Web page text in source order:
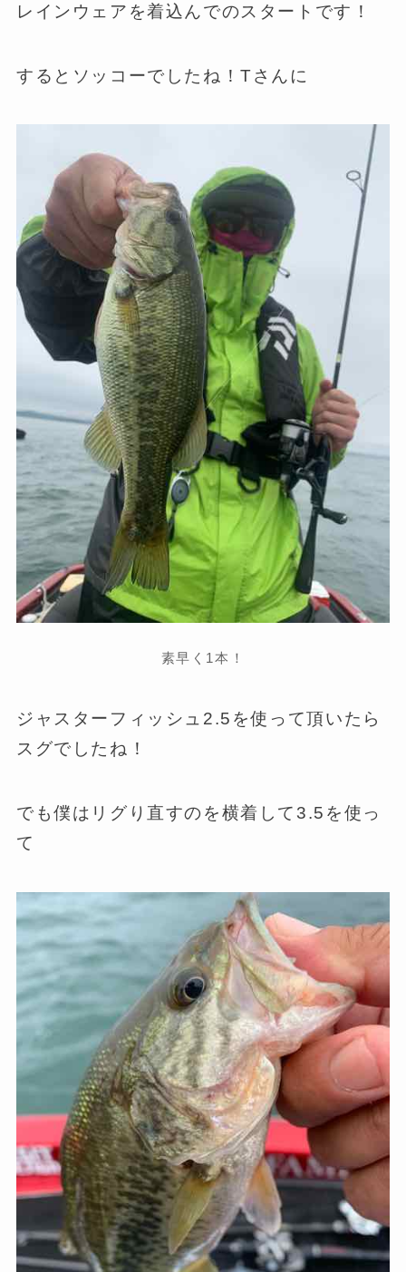
レインウェアを着込んでのスタートです！
するとソッコーでしたね！Tさんに
素早く1本！
ジャスターフィッシュ2.5を使って頂いたら
スグでしたね！
でも僕はリグり直すのを横着して3.5を使っ
て